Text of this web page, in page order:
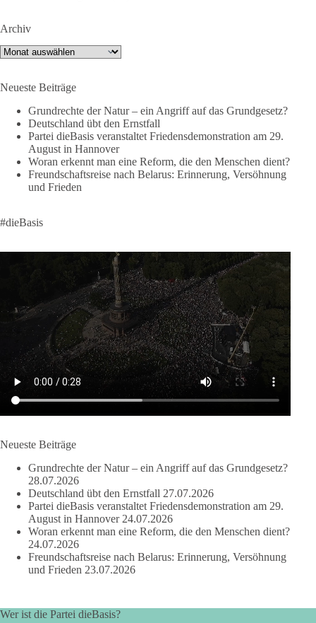
🟩🟩🟦🟦🟥🟥🟧🟧
Menschen mitbekommen, wofür wir stehen und warum es sich
lohnt, dieBasis zu wählen.
Mehr Infos:https://diebasis-st.de/wahlprogramm/
#dieBasis #Landtagswahl
#DeineStimmezählt #jetztunterstützen
58
DieBasis
🔎 Über 100-mal keine Antwort.
Anthony Fauci, Immunologe und Berater des ehemaligen US-
Präsidenten, hat bei einer Anhörung des US-Senats auf mehr
als 100 Fragen die Aussage verweigert. Die juristische
Bewertung werden Gerichte und Ermittlungen klären – auch
auf Basis seines Tagebuches. Doch unabhängig davon zeigt
der Vorgang eines deutlich:
Antworten:
❓ Wie wurden politische Entscheidungen getroffen?
❓ Welche Maßnahmen waren notwendig und welche nicht?
❓Und wer übernimmt die Verantwortung für die massiven
Folgen für Kinder, Familien, Unternehmen und das Vertrauen
in unseren Rechtsstaat?
Archiv
Archiv
Neueste Beiträge
Grundrechte der Natur – ein Angriff auf das Grundgesetz?
Deutschland übt den Ernstfall
Partei dieBasis veranstaltet Friedensdemonstration am 29.
August in Hannover
Woran erkennt man eine Reform, die den Menschen dient?
Freundschaftsreise nach Belarus: Erinnerung, Versöhnung
und Frieden
#dieBasis
Neueste Beiträge
Grundrechte der Natur – ein Angriff auf das Grundgesetz?
28.07.2026
Deutschland übt den Ernstfall 27.07.2026
Partei dieBasis veranstaltet Friedensdemonstration am 29.
August in Hannover 24.07.2026
Woran erkennt man eine Reform, die den Menschen dient?
24.07.2026
Freundschaftsreise nach Belarus: Erinnerung, Versöhnung
und Frieden 23.07.2026
Wer ist die Partei dieBasis?